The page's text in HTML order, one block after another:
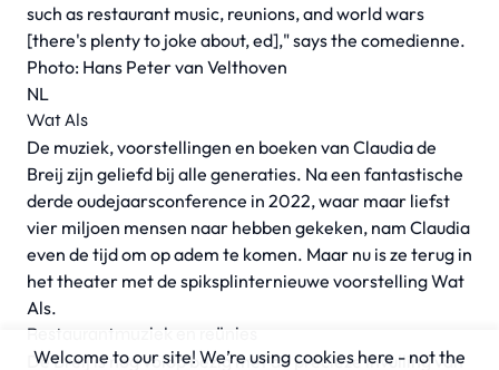
such as restaurant music, reunions, and world wars
[there's plenty to joke about, ed]," says the comedienne.
Photo: Hans Peter van Velthoven
NL
Wat Als
De muziek, voorstellingen en boeken van Claudia de
Breij zijn geliefd bij alle generaties. Na een fantastische
derde oudejaarsconference in 2022, waar maar liefst
vier miljoen mensen naar hebben gekeken, nam Claudia
even de tijdom op adem te komen. Maar nu is ze terug in
het theater met de spiksplinternieuwe voorstelling Wat
Als.
Restaurantmuziek en reünies
De Breij is nog volop bezig met de precieze invulling van
Welcome to our site! We’re using cookies here - not the